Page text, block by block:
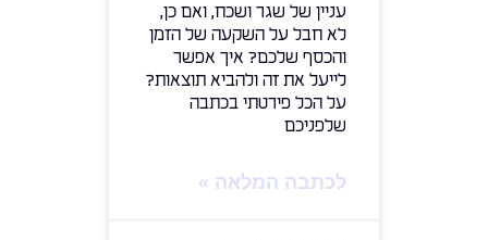
עניין של שגר ושכח, ואם כן,
לא חבל על השקעה של הזמן
והכסף שלכם? איך אפשר
לייעל את זה ולהביא תוצאות?
על הכל פירטתי בכתבה
שלפניכם
לכתבה המלאה »